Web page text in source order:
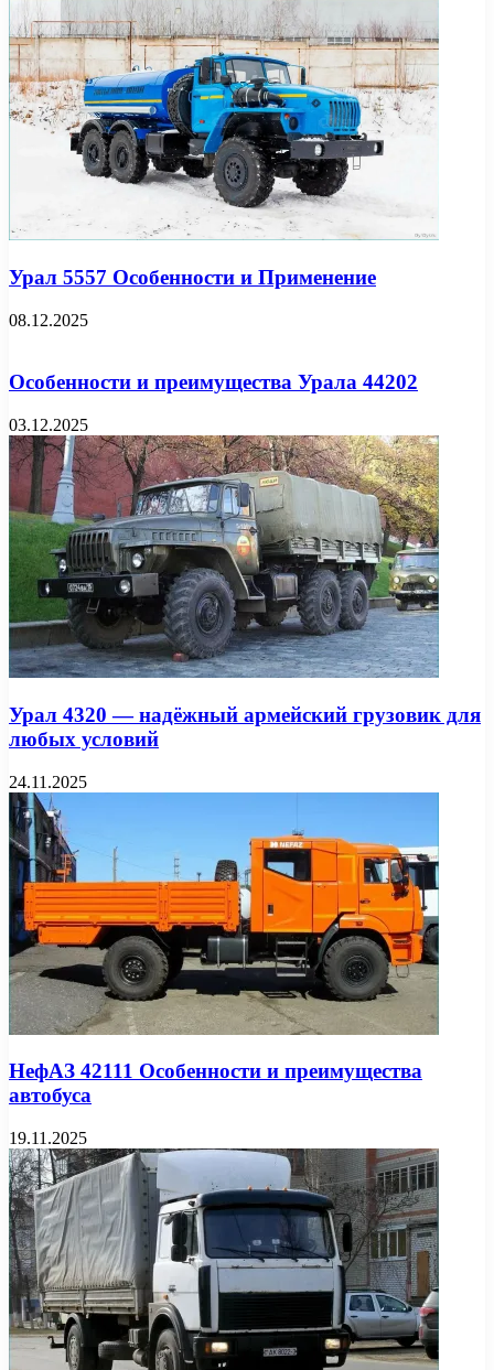
Урал 5557 Особенности и Применение
08.12.2025
Особенности и преимущества Урала 44202
03.12.2025
Урал 4320 — надёжный армейский грузовик для
любых условий
24.11.2025
НефАЗ 42111 Особенности и преимущества
автобуса
19.11.2025